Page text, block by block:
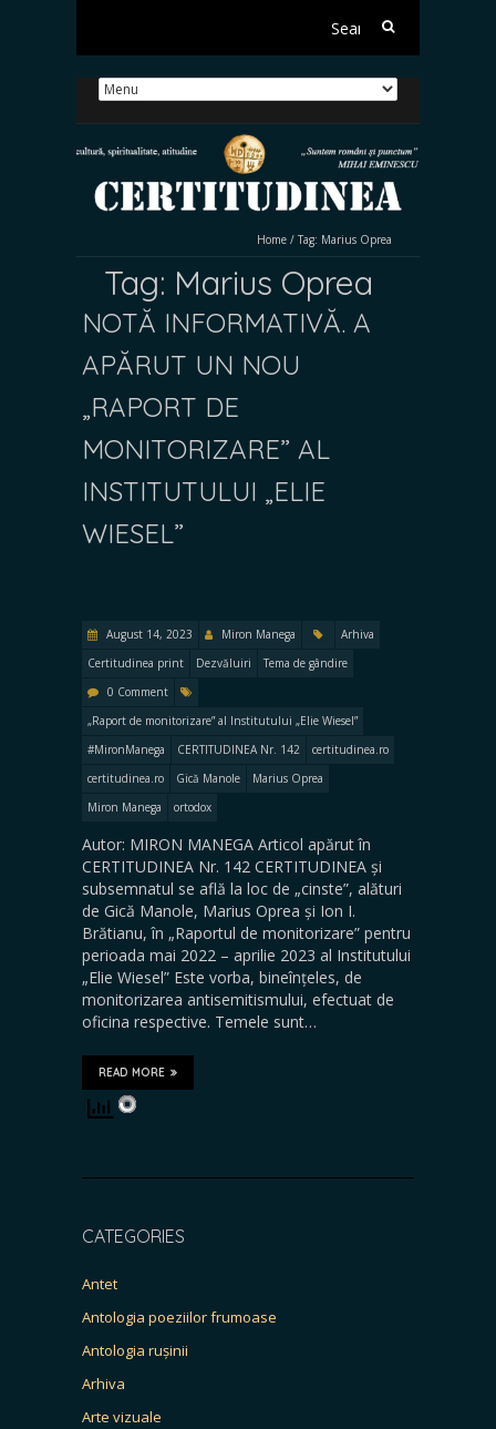
Search
Home / Tag: Marius Oprea
Tag: Marius Oprea
NOTĂ INFORMATIVĂ. A
APĂRUT UN NOU
„RAPORT DE
MONITORIZARE” AL
INSTITUTULUI „ELIE
WIESEL”
August 14, 2023 Miron Manega
Arhiva
Certitudinea print
Dezvăluiri
Tema de gândire
0 Comment
„Raport de monitorizare” al Institutului „Elie Wiesel”
#MironManega
CERTITUDINEA Nr. 142
certitudinea.ro
certitudinea.ro
Gică Manole
Marius Oprea
Miron Manega
ortodox
Autor: MIRON MANEGA Articol apărut în
CERTITUDINEA Nr. 142 CERTITUDINEA și
subsemnatul se află la loc de „cinste”, alături
de Gică Manole, Marius Oprea și Ion I.
Brătianu, în „Raportul de monitorizare” pentru
perioada mai 2022 – aprilie 2023 al Institutului
„Elie Wiesel” Este vorba, bineînțeles, de
monitorizarea antisemitismului, efectuat de
oficina respective. Temele sunt…
READ MORE
CATEGORIES
Antet
Antologia poeziilor frumoase
Antologia rușinii
Arhiva
Arte vizuale